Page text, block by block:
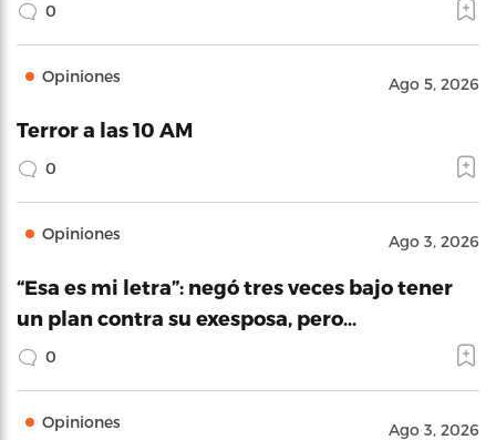
0
Opiniones Ago 5, 2026
Terror a las 10 AM
0
Opiniones Ago 3, 2026
“Esa es mi letra”: negó tres veces bajo tener
un plan contra su exesposa, pero…
0
Opiniones Ago 3, 2026